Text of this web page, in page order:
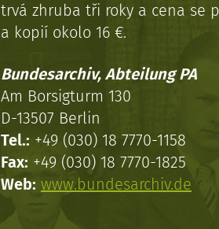
trvá zhruba tři roky a cena se
a kopií okolo 16 €.
Bundesarchiv, Abteilung PA
Am Borsigturm 130
D-13507 Berlin
Tel.: +49 (030) 18 7770-1158
Fax: +49 (030) 18 7770-1825
Web: www.bundesarchiv.de